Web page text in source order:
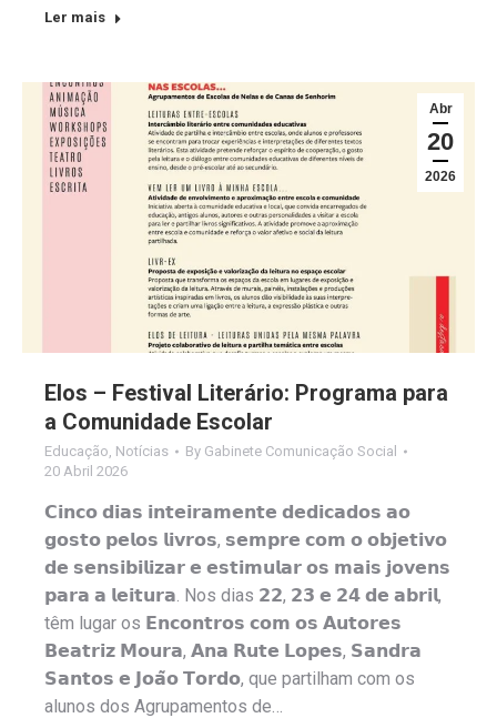
Ler mais
Abr
20
2026
Elos – Festival Literário: Programa para
a Comunidade Escolar
Educação, Notícias By Gabinete Comunicação Social
20 Abril 2026
𝗖𝗶𝗻𝗰𝗼 𝗱𝗶𝗮𝘀 𝗶𝗻𝘁𝗲𝗶𝗿𝗮𝗺𝗲𝗻𝘁𝗲 𝗱𝗲𝗱𝗶𝗰𝗮𝗱𝗼𝘀 𝗮𝗼
𝗴𝗼𝘀𝘁𝗼 𝗽𝗲𝗹𝗼𝘀 𝗹𝗶𝘃𝗿𝗼𝘀, 𝘀𝗲𝗺𝗽𝗿𝗲 𝗰𝗼𝗺 𝗼 𝗼𝗯𝗷𝗲𝘁𝗶𝘃𝗼
𝗱𝗲 𝘀𝗲𝗻𝘀𝗶𝗯𝗶𝗹𝗶𝘇𝗮𝗿 𝗲 𝗲𝘀𝘁𝗶𝗺𝘂𝗹𝗮𝗿 𝗼𝘀 𝗺𝗮𝗶𝘀 𝗷𝗼𝘃𝗲𝗻𝘀
𝗽𝗮𝗿𝗮 𝗮 𝗹𝗲𝗶𝘁𝘂𝗿𝗮. Nos dias 𝟮𝟮, 𝟮𝟯 𝗲 𝟮𝟰 𝗱𝗲 𝗮𝗯𝗿𝗶𝗹,
têm lugar os 𝗘𝗻𝗰𝗼𝗻𝘁𝗿𝗼𝘀 𝗰𝗼𝗺 𝗼𝘀 𝗔𝘂𝘁𝗼𝗿𝗲𝘀
𝗕𝗲𝗮𝘁𝗿𝗶𝘇 𝗠𝗼𝘂𝗿𝗮, 𝗔𝗻𝗮 𝗥𝘂𝘁𝗲 𝗟𝗼𝗽𝗲𝘀, 𝗦𝗮𝗻𝗱𝗿𝗮
𝗦𝗮𝗻𝘁𝗼𝘀 𝗲 𝗝𝗼𝗮̃𝗼 𝗧𝗼𝗿𝗱𝗼, que partilham com os
alunos dos Agrupamentos de…